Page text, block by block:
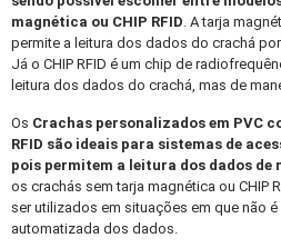
magnética ou CHIP RFID. A tarja
permite a leitura dos dados do crachá
Já o CHIP RFID é um chip de
leitura dos dados do crachá, mas de
Os Crachas personalizados em PVC
RFID são ideais para sistemas de
pois permitem a leitura dos dados de
os crachás sem tarja magnética ou CHIP
ser utilizados em situações em que não
automatizada dos dados.